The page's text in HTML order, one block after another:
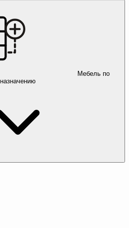
Мебель по
назначению